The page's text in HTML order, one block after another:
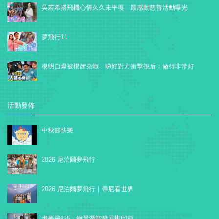
吳若希搭飛機心情久久未平復 最感動慈善活動曝光
夢飛行11
楊明自爆被楊茜堯蝦 睇好對方衝擊視后：做得非常好
活動發佈
中秋節快樂
2026 尼泊爾夢飛行
2026 尼泊爾夢飛行｜帶尼看世界